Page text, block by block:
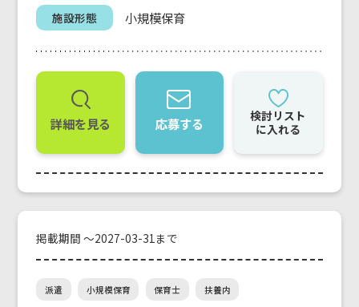
施設形態 小規模保育
詳細を見る 応募する
検討リスト
に入れる
掲載期間 ～2027-03-31まで
派遣 小規模保育 保育士 扶養内